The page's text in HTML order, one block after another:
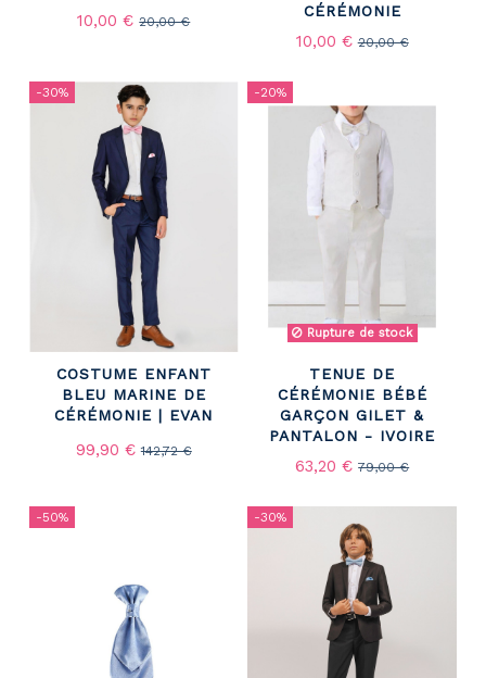
10,00 €20,00 €
CÉRÉMONIE
10,00 €20,00 €
-30%
COSTUME ENFANT
BLEU MARINE DE
CÉRÉMONIE | EVAN
99,90 €142,72 €
-20%
Rupture de stock
TENUE DE
CÉRÉMONIE BÉBÉ
GARÇON GILET &
PANTALON - IVOIRE
63,20 €79,00 €
-50% -30%